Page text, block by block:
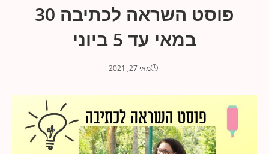
פוסט השראה לכתיבה 30
במאי עד 5 ביוני
מאי 27, 2021